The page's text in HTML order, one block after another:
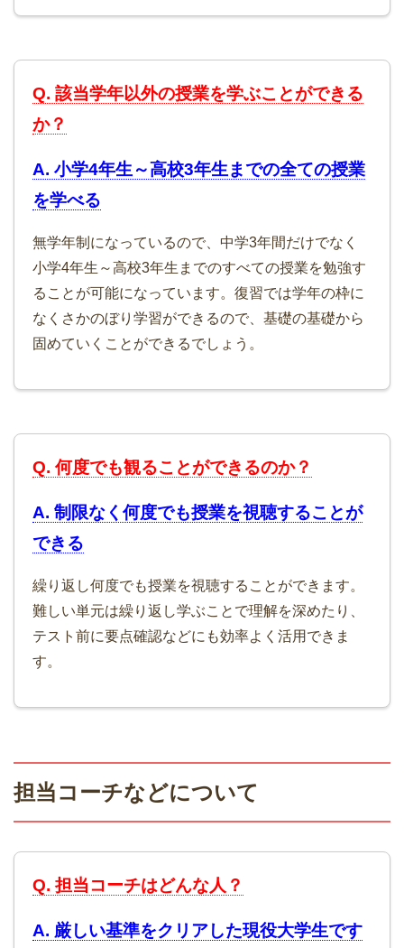
Q. 該当学年以外の授業を学ぶことができる
か？
A. 小学4年生～高校3年生までの全ての授業
を学べる
無学年制になっているので、中学3年間だけでなく
小学4年生～高校3年生までのすべての授業を勉強す
ることが可能になっています。復習では学年の枠に
なくさかのぼり学習ができるので、基礎の基礎から
固めていくことができるでしょう。
Q. 何度でも観ることができるのか？
A. 制限なく何度でも授業を視聴することが
できる
繰り返し何度でも授業を視聴することができます。
難しい単元は繰り返し学ぶことで理解を深めたり、
テスト前に要点確認などにも効率よく活用できま
す。
担当コーチなどについて
Q. 担当コーチはどんな人？
A. 厳しい基準をクリアした現役大学生です